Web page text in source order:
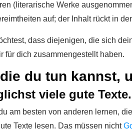
(literarische Werke
auf; der Inhalt rückt in
dass diejenigen, die sich
für dich zusammengestellt haben.
du tun kannst,
viele gute Texte.
am besten von anderen lernen,
Texte lesen. Das müssen nicht